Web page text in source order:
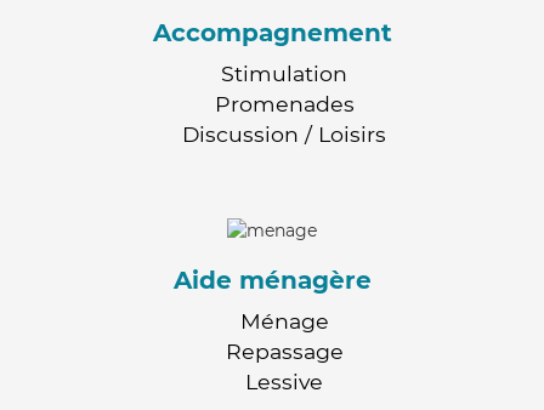
Accompagnement
Stimulation
Promenades
Discussion / Loisirs
Aide ménagère
Ménage
Repassage
Lessive